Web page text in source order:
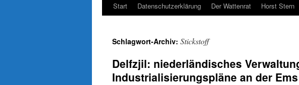
Start Datenschutzerklärung Der Wattenrat Horst Stern
Schlagwort-Archiv: Stickstoff
Delfzjil: niederländisches
Industrialisierungspläne an der Ems